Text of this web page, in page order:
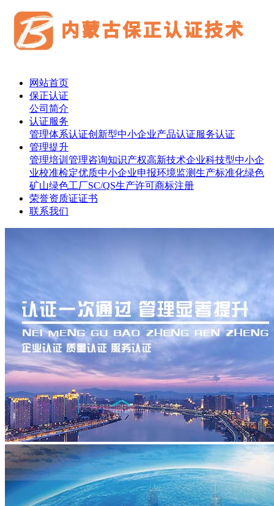
网站首页
保正认证
公司简介
认证服务
管理体系认证创新型中小企业产品认证服务认证
管理提升
管理培训 管理咨询知识产权高新技术企业科技型中小企
业校准检定优质中小企业申报环境监测生产标准化绿色
矿山绿色工厂SC/QS生产许可商标注册
荣誉资质证证书
联系我们